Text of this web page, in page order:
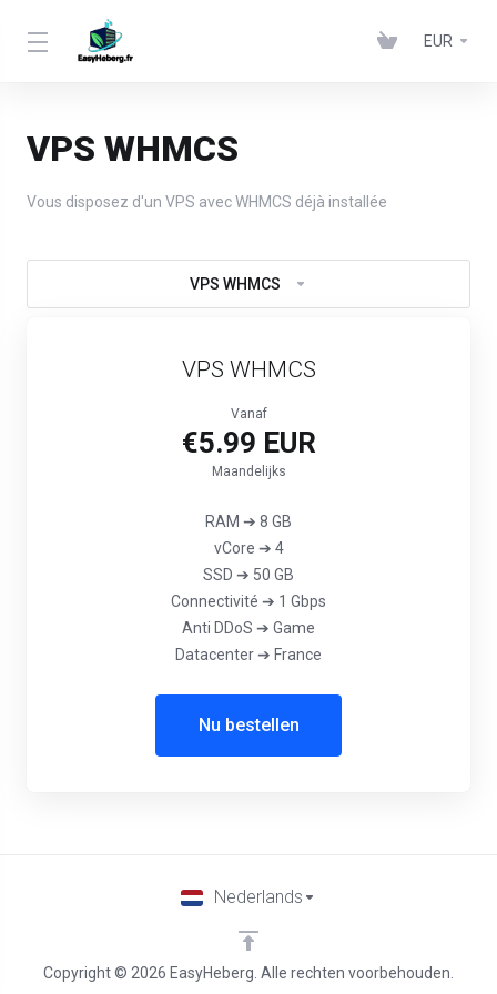
EUR
VPS WHMCS
Vous disposez d'un VPS avec WHMCS déjà installée
VPS WHMCS
VPS WHMCS
Vanaf
€5.99 EUR
Maandelijks
RAM ➔ 8 GB
vCore ➔ 4
SSD ➔ 50 GB
Connectivité ➔ 1 Gbps
Anti DDoS ➔ Game
Datacenter ➔ France
Nu bestellen
Copyright © 2026 EasyHeberg. Alle rechten voorbehouden.
Nederlands